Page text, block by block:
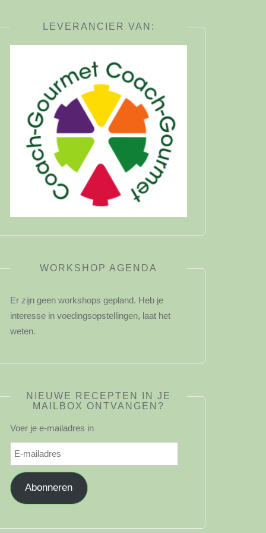
LEVERANCIER VAN:
WORKSHOP AGENDA
Er zijn geen workshops gepland. Heb je
interesse in voedingsopstellingen, laat het
weten.
NIEUWE RECEPTEN IN JE
MAILBOX ONTVANGEN?
Voer je e-mailadres in
E-
mailadres
Abonneren